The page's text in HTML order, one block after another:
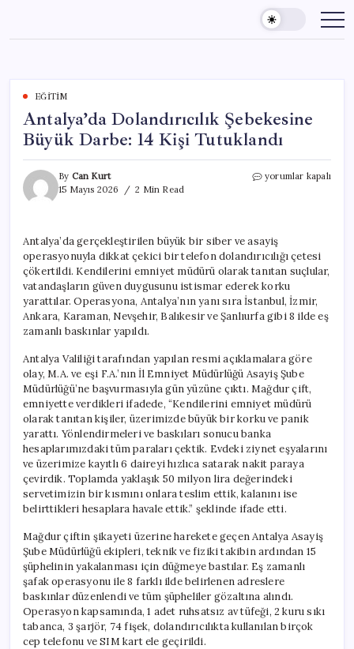
content
EĞITIM
Antalya’da Dolandırıcılık Şebekesine
Büyük Darbe: 14 Kişi Tutuklandı
By Can Kurt
15 Mayıs 2026
2 Min Read
Antalya’da
14
Kişi
Tutuklandı
için
yorumlar kapalı
Antalya’da gerçekleştirilen büyük bir siber ve asayiş
operasyonuyla dikkat çekici bir telefon dolandırıcılığı çetesi
çökertildi. Kendilerini emniyet müdürü olarak tanıtan suçlular,
vatandaşların güven duygusunu istismar ederek korku
yarattılar. Operasyona, Antalya’nın yanı sıra İstanbul, İzmir,
Ankara, Karaman, Nevşehir, Balıkesir ve Şanlıurfa gibi 8 ilde eş
zamanlı baskınlar yapıldı.
Antalya Valiliği tarafından yapılan resmi açıklamalara göre
olay, M.A. ve eşi F.A.’nın İl Emniyet Müdürlüğü Asayiş Şube
Müdürlüğü’ne başvurmasıyla gün yüzüne çıktı. Mağdur çift,
emniyette verdikleri ifadede, “Kendilerini emniyet müdürü
olarak tanıtan kişiler, üzerimizde büyük bir korku ve panik
yarattı. Yönlendirmeleri ve baskıları sonucu banka
hesaplarımızdaki tüm paraları çektik. Evdeki ziynet eşyalarını
ve üzerimize kayıtlı 6 daireyi hızlıca satarak nakit paraya
çevirdik. Toplamda yaklaşık 50 milyon lira değerindeki
servetimizin bir kısmını onlara teslim ettik, kalanını ise
belirttikleri hesaplara havale ettik.” şeklinde ifade etti.
Mağdur çiftin şikayeti üzerine harekete geçen Antalya Asayiş
Şube Müdürlüğü ekipleri, teknik ve fiziki takibin ardından 15
şüphelinin yakalanması için düğmeye bastılar. Eş zamanlı
şafak operasyonu ile 8 farklı ilde belirlenen adreslere
baskınlar düzenlendi ve tüm şüpheliler gözaltına alındı.
Operasyon kapsamında, 1 adet ruhsatsız av tüfeği, 2 kuru sıkı
tabanca, 3 şarjör, 74 fişek, dolandırıcılıkta kullanılan birçok
cep telefonu ve SIM kart ele geçirildi.